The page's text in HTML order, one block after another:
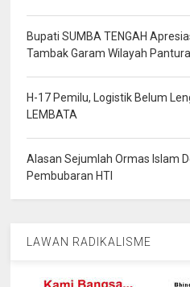
Bupati SUMBA TENGAH
Tambak Garam Wilayah Pantura
H-17 Pemilu, Logistik Belum
LEMBATA
Alasan Sejumlah Ormas Islam
Pembubaran HTI
LAWAN RADIKALISME